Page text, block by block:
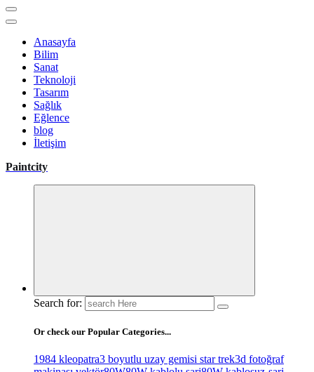
Anasayfa
Bilim
Sanat
Teknoloji
Tasarım
Sağlık
Eğlence
blog
İletişim
Paintcity
Search for:
Or check our Popular Categories...
1984 kleopatra3 boyutlu uzay gemisi star trek3d fotoğraf